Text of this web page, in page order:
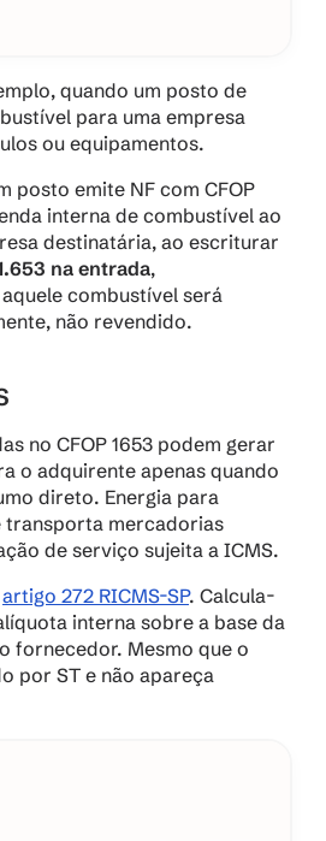
quando um posto de
para uma empresa
ou equipamentos.
posto emite NF com CFOP
interna de combustível ao
destinatária, ao escriturar
na entrada,
combustível será
não revendido.
no CFOP 1653 podem gerar
o adquirente apenas quando
direto. Energia para
transporta mercadorias
de serviço sujeita a ICMS.
artigo 272 RICMS-SP. Calcula-
interna sobre a base da
fornecedor. Mesmo que o
por ST e não apareça